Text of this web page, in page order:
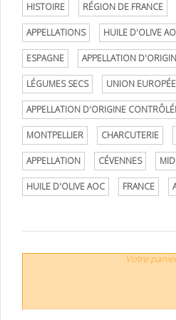
HISTOIRE RÉGION DE FRANCE
APPELLATIONS HUILE D'OLIVE
ESPAGNE APPELLATION
LÉGUMES SECS UNION
APPELLATION D'ORIGINE
MONTPELLIER CHARCUTERIE
APPELLATION CÉVENNES
HUILE D'OLIVE AOC FRANCE
Votre